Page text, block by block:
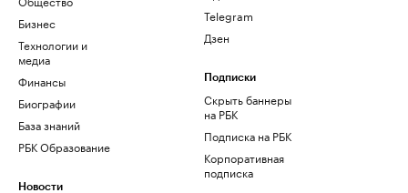
Бизнес
Технологии и
медиа
Финансы
Биографии
База знаний
РБК Образование
Новости
Telegram
Дзен
Подписки
Скрыть баннеры
на РБК
Подписка на РБК
Корпоративная
подписка